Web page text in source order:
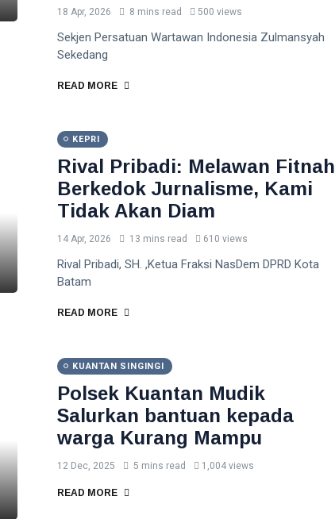
18 Apr, 2026 8 mins read 500 views
Sekjen Persatuan Wartawan Indonesia Zulmansyah
Sekedang
READ MORE
KEPRI
Rival Pribadi: Melawan Fitnah
Berkedok Jurnalisme, Kami
Tidak Akan Diam
14 Apr, 2026 13 mins read 610 views
Rival Pribadi, SH. ,Ketua Fraksi NasDem DPRD Kota
Batam
READ MORE
KUANTAN SINGINGI
Polsek Kuantan Mudik
Salurkan bantuan kepada
warga Kurang Mampu
12 Dec, 2025 5 mins read 1,004 views
READ MORE